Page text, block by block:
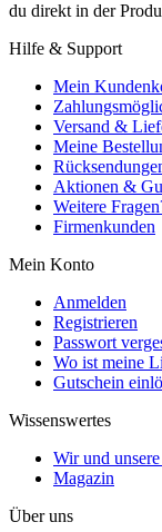
du direkt in der
Hilfe & Support
Mein
Versand &
Meine
Aktionen &
Weitere
Firmenkunden
Mein Konto
Anmelden
Registrieren
Passwort
Wo ist meine
Gutschein
Wissenswertes
Wir und
Magazin
Über uns